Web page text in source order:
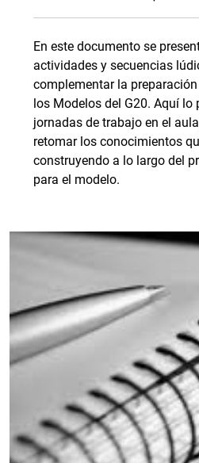
En este documento se
actividades y secuencias
complementar la
los Modelos del G20. Aquí lo
jornadas de trabajo en el
retomar los conocimientos
construyendo a lo largo del
para el modelo.